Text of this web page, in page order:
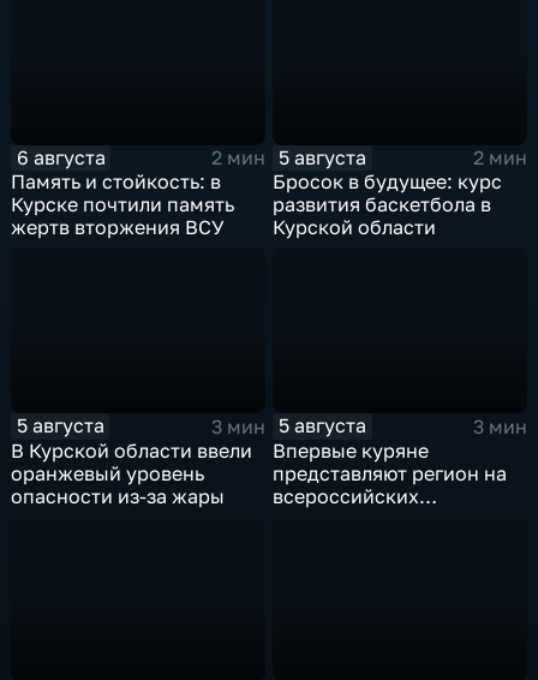
6 августа
2 мин
Память и стойкость: в
Курске почтили память
жертв вторжения ВСУ
5 августа
2 мин
Бросок в будущее: курс
развития баскетбола в
Курской области
5 августа
3 мин
В Курской области ввели
оранжевый уровень
опасности из-за жары
5 августа
3 мин
Впервые куряне
представляют регион на
всероссийских